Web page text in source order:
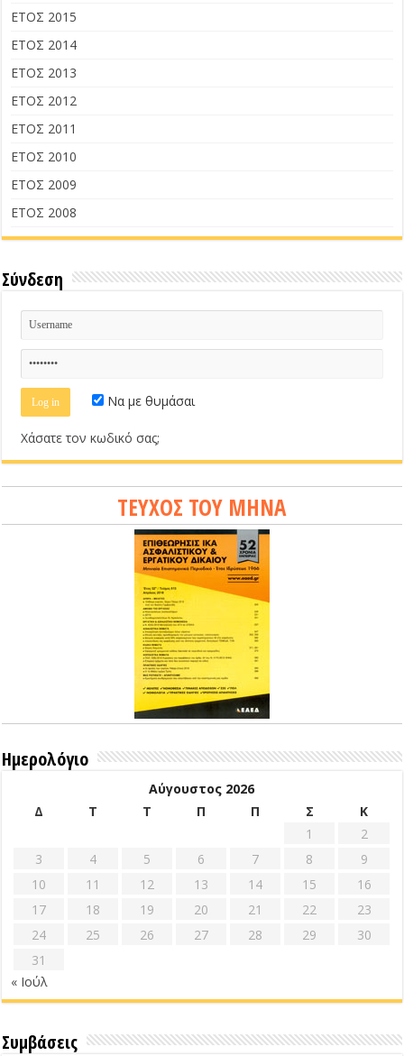
ΕΤΟΣ 2015
ΕΤΟΣ 2014
ΕΤΟΣ 2013
ΕΤΟΣ 2012
ΕΤΟΣ 2011
ΕΤΟΣ 2010
ΕΤΟΣ 2009
ΕΤΟΣ 2008
Σύνδεση
Να με θυμάσαι
Χάσατε τον κωδικό σας;
ΤΕΥΧΟΣ ΤΟΥ ΜΗΝΑ
Ημερολόγιο
Αύγουστος 2026
Δ
Τ Τ Π Π Σ
Κ
1
2
3
4 5 6 7 8
9
10
11 12 13 14 15
16
17
18 19 20 21 22
23
24
25 26 27 28 29
30
31
« Ιούλ
Συμβάσεις